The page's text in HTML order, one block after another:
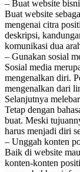
– Buat website
Buat website
mengenai citra
deskripsi,
komunikasi dua
– Gunakan sosial
Sosial media
mengenalkan diri.
mengenalkan dari
Selanjutnya
Tetap dengan
buat. Meski
harus menjadi diri
– Unggah konten
Baik di website
konten-konten